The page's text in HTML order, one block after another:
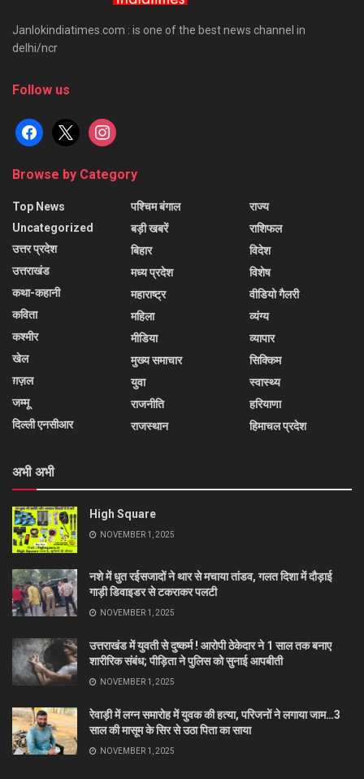
Janlokindiatimes.com : is one of the best news channel in
delhi/ncr
Follow us
facebook
x instagram
Browse by Category
Top News
Uncategorized
उत्तर प्रदेश
उत्तराखंड
कथा-कहानी
कविता
कश्मीर
खेल
ग़ज़ल
जम्मू
दिल्ली एनसीआर
पश्चिम बंगाल
बड़ी खबरें
बिहार
मध्य प्रदेश
महाराष्ट्र
महिला
मीडिया
मुख्य समाचार
युवा
राजनीति
राजस्थान
राज्य
राशिफल
विदेश
विशेष
वीडियो गैलरी
व्यंग्य
व्यापार
सिक्किम
स्वास्थ्य
हरियाणा
हिमाचल प्रदेश
अभी अभी
High Square
NOVEMBER 1, 2025
नशे में धुत रईसजादों ने थार से मचाया तांडव, गलत दिशा में दौड़ाई
गाड़ी डिवाइडर से टकराकर पलटी
NOVEMBER 1, 2025
उत्तराखंड में युवती से दुष्कर्म ! आरोपी ठेकेदार ने 1 साल तक बनाए
शारीरिक संबंध; पीड़िता ने पुलिस को सुनाई आपबीती
NOVEMBER 1, 2025
रेवाड़ी में लग्न समारोह में युवक की हत्या, परिजनों ने लगाया जाम…3
साल की मासूम के सिर से उठा पिता का साया
NOVEMBER 1, 2025